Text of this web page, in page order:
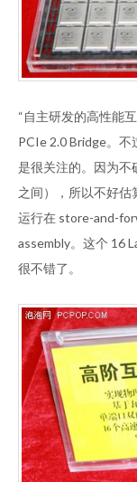
“自主研发的高性能
PCIe 2.0 Bridge。不
是很关注的。因为不
之间），所以不好
运行在 store-and-
assembly。这个 16
很不错了。